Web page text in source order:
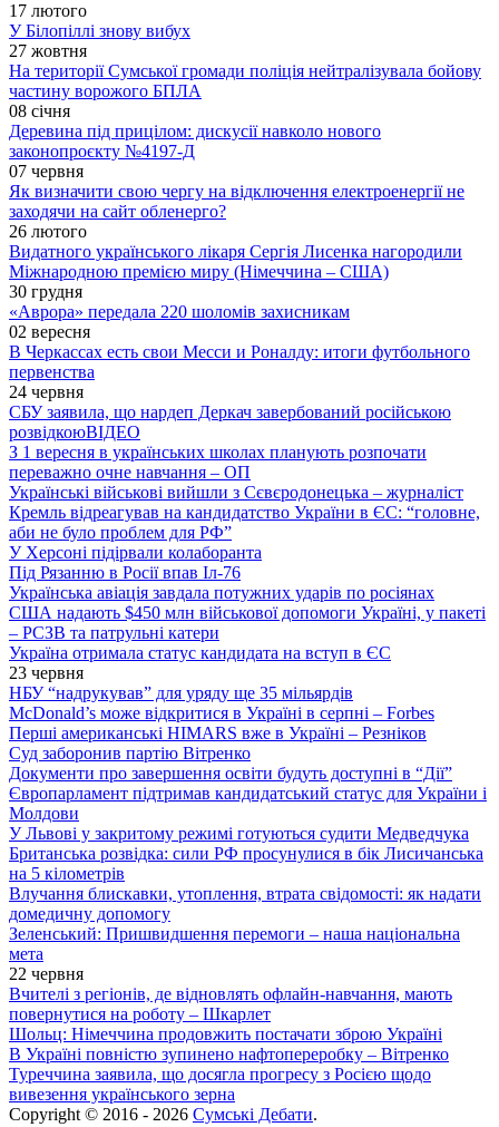
17 лютого
У Білопіллі знову вибух
27 жовтня
На території Сумської громади поліція нейтралізувала бойову
частину ворожого БПЛА
08 січня
Деревина під прицілом: дискусії навколо нового
законопроєкту №4197-Д
07 червня
Як визначити свою чергу на відключення електроенергії не
заходячи на сайт обленерго?
26 лютого
Видатного українського лікаря Сергія Лисенка нагородили
Міжнародною премією миру (Німеччина – США)
30 грудня
«Аврора» передала 220 шоломів захисникам
02 вересня
В Черкассах есть свои Месси и Роналду: итоги футбольного
первенства
24 червня
СБУ заявила, що нардеп Деркач завербований російською
розвідкоюВІДЕО
З 1 вересня в українських школах планують розпочати
переважно очне навчання – ОП
Українські військові вийшли з Сєвєродонецька – журналіст
Кремль відреагував на кандидатство України в ЄС: “головне,
аби не було проблем для РФ”
У Херсоні підірвали колаборанта
Під Рязанню в Росії впав Іл-76
Українська авіація завдала потужних ударів по росіянах
США надають $450 млн військової допомоги Україні, у пакеті
– РСЗВ та патрульні катери
Україна отримала статус кандидата на вступ в ЄС
23 червня
НБУ “надрукував” для уряду ще 35 мільярдів
McDonald’s може відкритися в Україні в серпні – Forbes
Перші американські HIMARS вже в Україні – Резніков
Суд заборонив партію Вітренко
Документи про завершення освіти будуть доступні в “Дії”
Європарламент підтримав кандидатський статус для України і
Молдови
У Львові у закритому режимі готуються судити Медведчука
Британська розвідка: сили РФ просунулися в бік Лисичанська
на 5 кілометрів
Влучання блискавки, утоплення, втрата свідомості: як надати
домедичну допомогу
Зеленський: Пришвидшення перемоги – наша національна
мета
22 червня
Вчителі з регіонів, де відновлять офлайн-навчання, мають
повернутися на роботу – Шкарлет
Шольц: Німеччина продовжить постачати зброю Україні
В Україні повністю зупинено нафтопереробку – Вітренко
Туреччина заявила, що досягла прогресу з Росією щодо
вивезення українського зерна
Copyright © 2016 - 2026 Сумські Дебати.